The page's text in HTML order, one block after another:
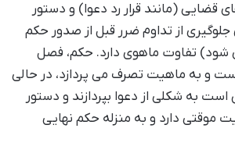
قضایی (مانند قرار رد دعوا) و دستور
از تداوم ضرر قبل از صدور حکم
شود) تفاوت ماهوی دارد. حکم، فصل
و به ماهیت تصرف می پردازد، در حالی
است به شکلی از دعوا بپردازند و دستور
موقتی دارد و به منزله حکم نهایی